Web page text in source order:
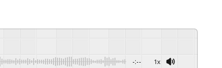
-:-- 1x